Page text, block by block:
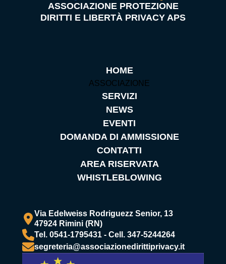
ASSOCIAZIONE PROTEZIONE
DIRITTI E LIBERTÀ PRIVACY APS
HOME
ASSOCIAZIONE
SERVIZI
NEWS
EVENTI
DOMANDA DI AMMISSIONE
CONTATTI
AREA RISERVATA
WHISTLEBLOWING
Via Edelweiss Rodriguezz Senior, 13
47924 Rimini (RN)
Tel. 0541-1795431 - Cell. 347-5244264
segreteria@associazionedirittiprivacy.it